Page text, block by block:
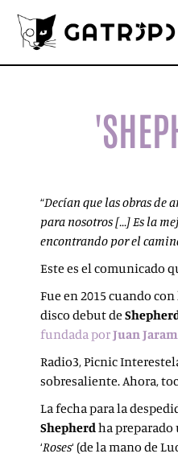
“Decían que las obras de
para nosotros […] Es la
encontrando por el
Este es el comunicado
Fue en 2015 cuando
disco debut de
fundada porJuan
Radio3, Picnic
sobresaliente. Ahora,
La fecha para la
Shepherdha preparado
‘Roses‘ (de la mano de